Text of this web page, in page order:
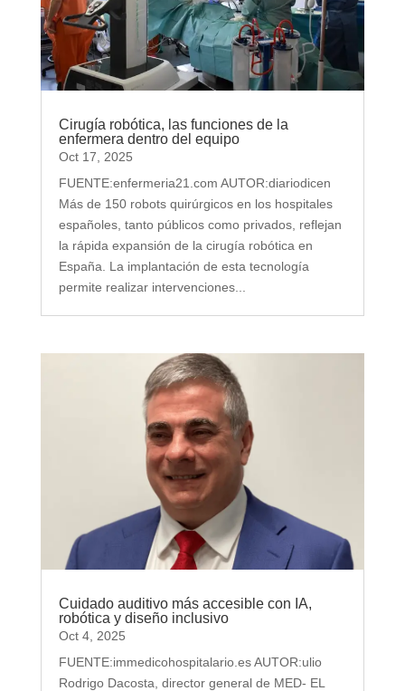
Cirugía robótica, las funciones de la
enfermera dentro del equipo
Oct 17, 2025
FUENTE:enfermeria21.com AUTOR:diariodicen
Más de 150 robots quirúrgicos en los hospitales
españoles, tanto públicos como privados, reflejan
la rápida expansión de la cirugía robótica en
España. La implantación de esta tecnología
permite realizar intervenciones...
Cuidado auditivo más accesible con IA,
robótica y diseño inclusivo
Oct 4, 2025
FUENTE:immedicohospitalario.es AUTOR:ulio
Rodrigo Dacosta, director general de MED- EL